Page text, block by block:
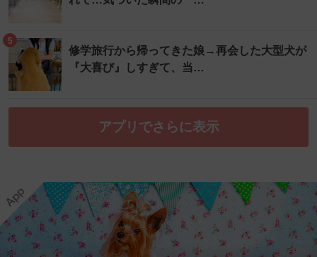
5
修学旅行から帰ってきた娘→再会した大型犬が
『大喜び』しすぎて、当…
アプリでさらに表示